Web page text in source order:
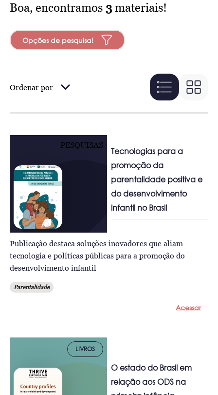
Boa, encontramos 3 materiais!
Opções de pesquisa!
Ordenar por
PESQUISAS
Tecnologias para a
promoção da
parentalidade positiva e
do desenvolvimento
infantil no Brasil
Publicação destaca soluções inovadores que aliam
tecnologia e políticas públicas para a promoção do
desenvolvimento infantil
Parentalidade
Acessar
LIVROS
O estado do Brasil em
relação aos ODS na